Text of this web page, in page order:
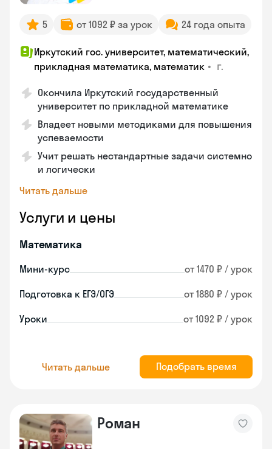
5 от 1092 ₽ за урок 24 года опыта
Иркутский гос. университет, математический,
прикладная математика, математик • г.
Окончила Иркутский государственный
университет по прикладной математике
Владеет новыми методиками для повышения
успеваемости
Учит решать нестандартные задачи системно
и логически
Читать дальше
Услуги и цены
Математика
Мини-курс от 1470 ₽ / урок
Подготовка к ЕГЭ/ОГЭ от 1880 ₽ / урок
Уроки от 1092 ₽ / урок
Читать дальше Подобрать время
Роман